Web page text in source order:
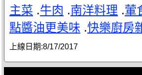
主菜 .牛肉 .南洋料理 .葷
點醬油更美味 .快樂廚房
上線日期:8/17/2017